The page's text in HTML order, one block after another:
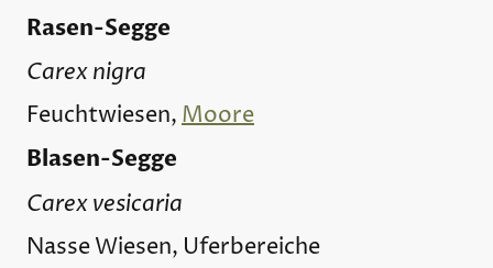
Rasen-Segge
Carex nigra
Feuchtwiesen,Moore
Blasen-Segge
Carex vesicaria
Nasse Wiesen, Uferbereiche